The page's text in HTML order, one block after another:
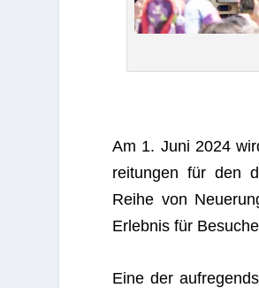
Am 1. Juni 2024
rei­tun­gen für den
Reihe von
Erleb­nis für
Eine der